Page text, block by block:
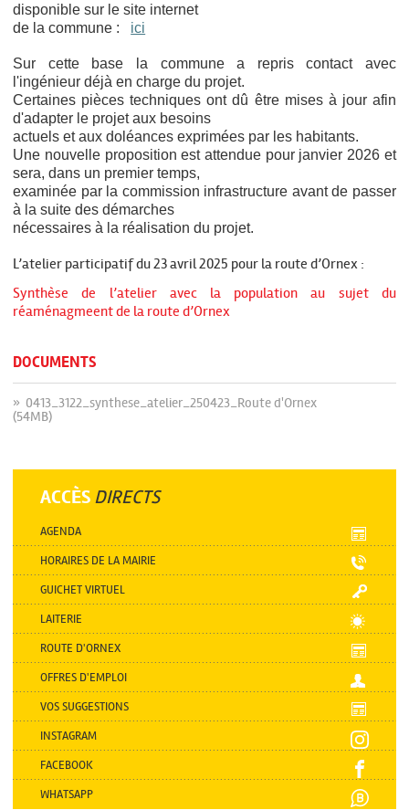
disponible sur le site internet
de la commune : ici
Sur cette base la commune a repris contact avec
l'ingénieur déjà en charge du projet.
Certaines pièces techniques ont dû être mises à jour afin
d'adapter le projet aux besoins
actuels et aux doléances exprimées par les habitants.
Une nouvelle proposition est attendue pour janvier 2026 et
sera, dans un premier temps,
examinée par la commission infrastructure avant de passer
à la suite des démarches
nécessaires à la réalisation du projet.
L’atelier participatif du 23 avril 2025 pour la route d’Ornex :
Synthèse de l’atelier avec la population au sujet du
réaménagmeent de la route d’Ornex
DOCUMENTS
» 0413_3122_synthese_atelier_250423_Route d'Ornex
(54MB)
ACCÈS DIRECTS
AGENDA
HORAIRES DE LA MAIRIE
GUICHET VIRTUEL
LAITERIE
ROUTE D'ORNEX
OFFRES D'EMPLOI
VOS SUGGESTIONS
INSTAGRAM
FACEBOOK
WHATSAPP